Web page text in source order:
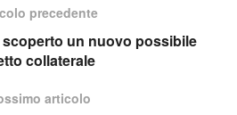
precedente
un nuovo possibile
collaterale
articolo